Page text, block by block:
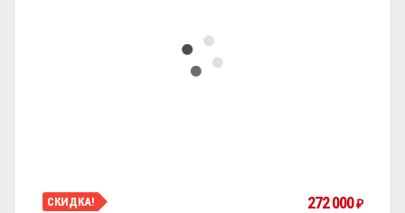
СКИДКА! 272 000₽